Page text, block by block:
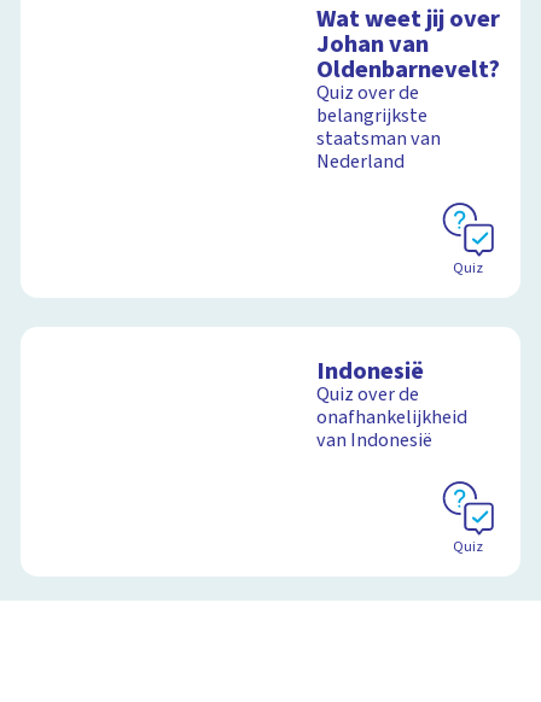
Wat weet jij over
Johan van
Oldenbarnevelt?
Quiz over de
belangrijkste
staatsman van
Nederland
Quiz
Indonesië
Quiz over de
onafhankelijkheid
van Indonesië
Quiz